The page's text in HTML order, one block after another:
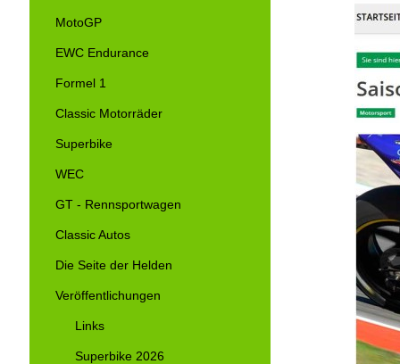
MotoGP
EWC Endurance
Formel 1
Classic Motorräder
Superbike
WEC
GT - Rennsportwagen
Classic Autos
Die Seite der Helden
Veröffentlichungen
Links
Superbike 2026